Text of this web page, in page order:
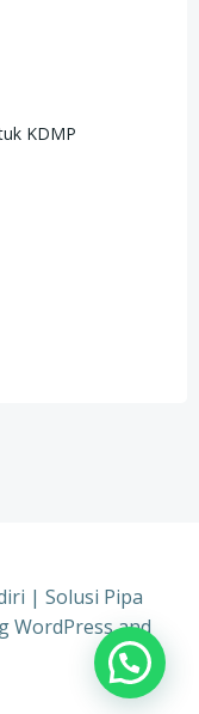
KDMP
| Solusi Pipa
WordPress and